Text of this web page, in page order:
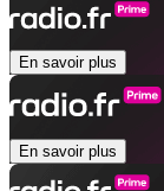
En savoir plus
En savoir plus